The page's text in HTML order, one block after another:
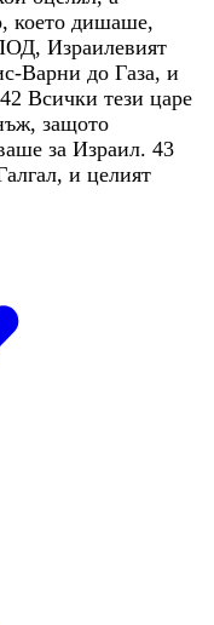
, което дишаше,
, Израилевият
Варни до Газа, и
42 Всички тези царе
, защото
за Израил. 43
, и целият